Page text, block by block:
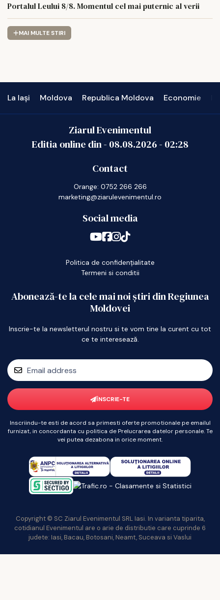
Portalul Leului 8/8. Momentul cel mai puternic al verii
MAI MULTE STIRI
La Iași Moldova Republica Moldova Economie
Ziarul Evenimentul
Editia online din - 08.08.2026- 02:28
Contact
Orange: 0752 266 266
marketing@ziarulevenimentul.ro
Social media
Politica de confidențialitate
Termeni si conditii
Abonează-te la cele mai noi știri din Regiunea
Moldovei
Inscrie-te la newsletterul nostru si te vom tine la curent cu tot
ce te interesează.
ÎNSCRIE-TE
Inscriindu-te esti de acord sa primesti oferte promotionale pe emailul
furnizat, in concordanta cu politica de Prelucrarea datelor personale. Te
vei putea dezabona in orice moment.
Copyright © SC Ziarul Evenimentul SRL Iasi. In varianta tiparita,
cotidianul Evenimentul are o arie de distributie care cuprinde 6
judete: Iasi, Bacau, Botosani, Neamt, Suceava si Vaslui